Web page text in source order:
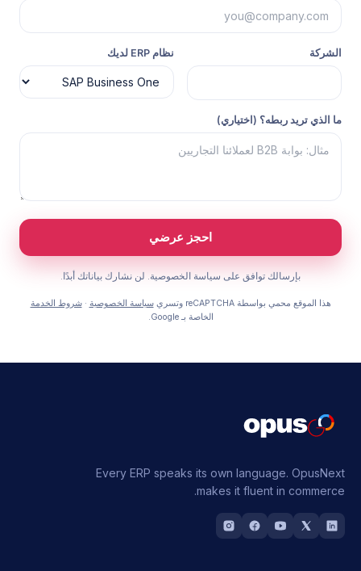
الشركة نظام ERP لديك
ما الذي تريد ربطه؟ (اختياري)
احجز عرضي
بإرسالك توافق على سياسة الخصوصية. لن نشارك بياناتك أبدًا.
هذا الموقع محمي بواسطة reCAPTCHA وتسري سياسة الخصوصية ·شروط الخدمة
الخاصة بـ Google.
Every ERP speaks its own language. OpusNext
makes it fluent in commerce.